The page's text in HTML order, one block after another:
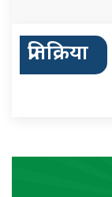
प्रतिक्रिया